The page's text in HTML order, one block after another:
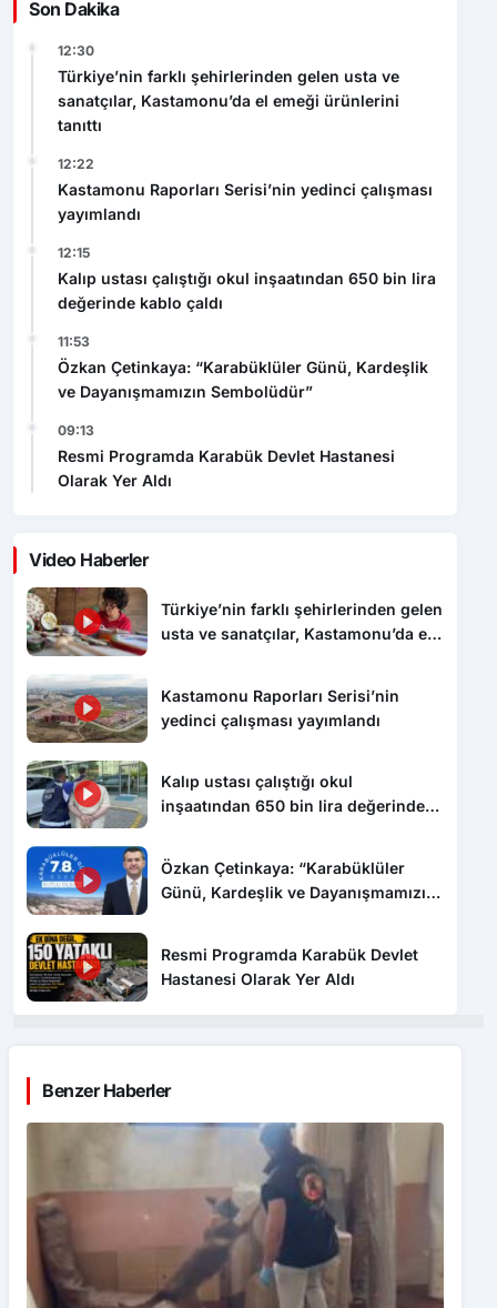
Son Dakika
12:30
Türkiye’nin farklı şehirlerinden gelen usta ve
sanatçılar, Kastamonu’da el emeği ürünlerini
tanıttı
12:22
Kastamonu Raporları Serisi’nin yedinci çalışması
yayımlandı
12:15
Kalıp ustası çalıştığı okul inşaatından 650 bin lira
değerinde kablo çaldı
11:53
Özkan Çetinkaya: “Karabüklüler Günü, Kardeşlik
ve Dayanışmamızın Sembolüdür”
09:13
Resmi Programda Karabük Devlet Hastanesi
Olarak Yer Aldı
Video Haberler
Türkiye’nin farklı şehirlerinden gelen
usta ve sanatçılar, Kastamonu’da el
Kastamonu Raporları Serisi’nin
yedinci çalışması yayımlandı
Kalıp ustası çalıştığı okul
inşaatından 650 bin lira değerinde
Özkan Çetinkaya: “Karabüklüler
Günü, Kardeşlik ve Dayanışmamızın
Resmi Programda Karabük Devlet
Hastanesi Olarak Yer Aldı
Benzer Haberler